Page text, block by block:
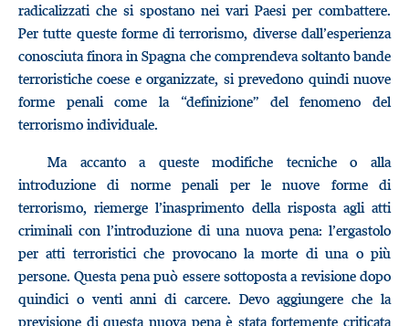
radicalizzati che si spostano nei vari Paesi per combattere.
Per tutte queste forme di terrorismo, diverse dall’esperienza
conosciuta finora in Spagna che comprendeva soltanto bande
terroristiche coese e organizzate, si prevedono quindi nuove
forme penali come la “definizione” del fenomeno del
terrorismo individuale.
Ma accanto a queste modifiche tecniche o alla
introduzione di norme penali per le nuove forme di
terrorismo, riemerge l’inasprimento della risposta agli atti
criminali con l’introduzione di una nuova pena: l’ergastolo
per atti terroristici che provocano la morte di una o più
persone. Questa pena può essere sottoposta a revisione dopo
quindici o venti anni di carcere. Devo aggiungere che la
previsione di questa nuova pena è stata fortemente criticata